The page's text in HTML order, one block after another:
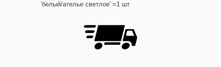
'белый/ателье светлое' =1 шт